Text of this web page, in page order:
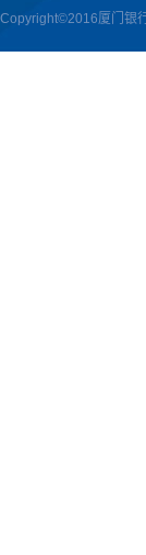
Copyright©2016厦门银